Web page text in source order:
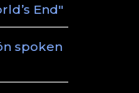
End"
spoken